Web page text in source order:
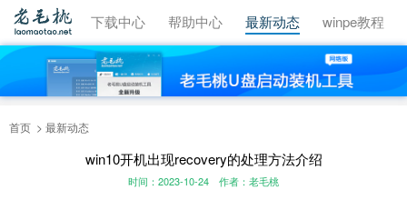
视频教程 下载中心 帮助中心 最新动态 winpe教程
首页 最新动态
win10开机出现recovery的处理方法介绍
时间：2023-10-24 作者：老毛桃